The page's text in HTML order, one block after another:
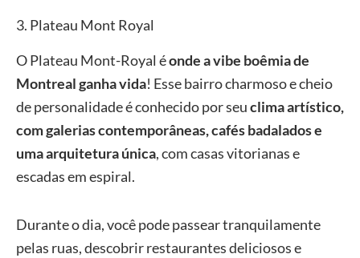
3. Plateau Mont Royal
O Plateau Mont-Royal éonde a vibe boêmia de
Montreal ganha vida! Esse bairro charmoso e cheio
de personalidade é conhecido por seuclima artístico,
com galerias contemporâneas, cafés badalados e
uma arquitetura única, com casas vitorianas e
escadas em espiral.
Durante o dia, você pode passear tranquilamente
pelas ruas, descobrir restaurantes deliciosos e